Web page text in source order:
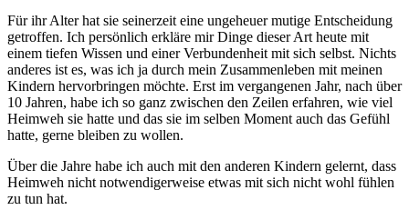
Für ihr Alter hat sie seinerzeit eine ungeheuer mutige Entscheidung
getroffen. Ich persönlich erkläre mir Dinge dieser Art heute mit
einem tiefen Wissen und einer Verbundenheit mit sich selbst. Nichts
anderes ist es, was ich ja durch mein Zusammenleben mit meinen
Kindern hervorbringen möchte. Erst im vergangenen Jahr, nach über
10 Jahren, habe ich so ganz zwischen den Zeilen erfahren, wie viel
Heimweh sie hatte und das sie im selben Moment auch das Gefühl
hatte, gerne bleiben zu wollen.
Über die Jahre habe ich auch mit den anderen Kindern gelernt, dass
Heimweh nicht notwendigerweise etwas mit sich nicht wohl fühlen
zu tun hat.